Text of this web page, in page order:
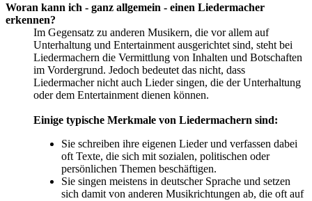
Woran kann ich - ganz allgemein - einen Liedermacher
erkennen?
Im Gegensatz zu anderen Musikern, die vor allem auf
Unterhaltung und Entertainment ausgerichtet sind, steht bei
Liedermachern die Vermittlung von Inhalten und Botschaften
im Vordergrund. Jedoch bedeutet das nicht, dass
Liedermacher nicht auch Lieder singen, die der Unterhaltung
oder dem Entertainment dienen können.
Einige typische Merkmale von Liedermachern sind:
Sie schreiben ihre eigenen Lieder und verfassen dabei
oft Texte, die sich mit sozialen, politischen oder
persönlichen Themen beschäftigen.
Sie singen meistens in deutscher Sprache und setzen
sich damit von anderen Musikrichtungen ab, die oft auf